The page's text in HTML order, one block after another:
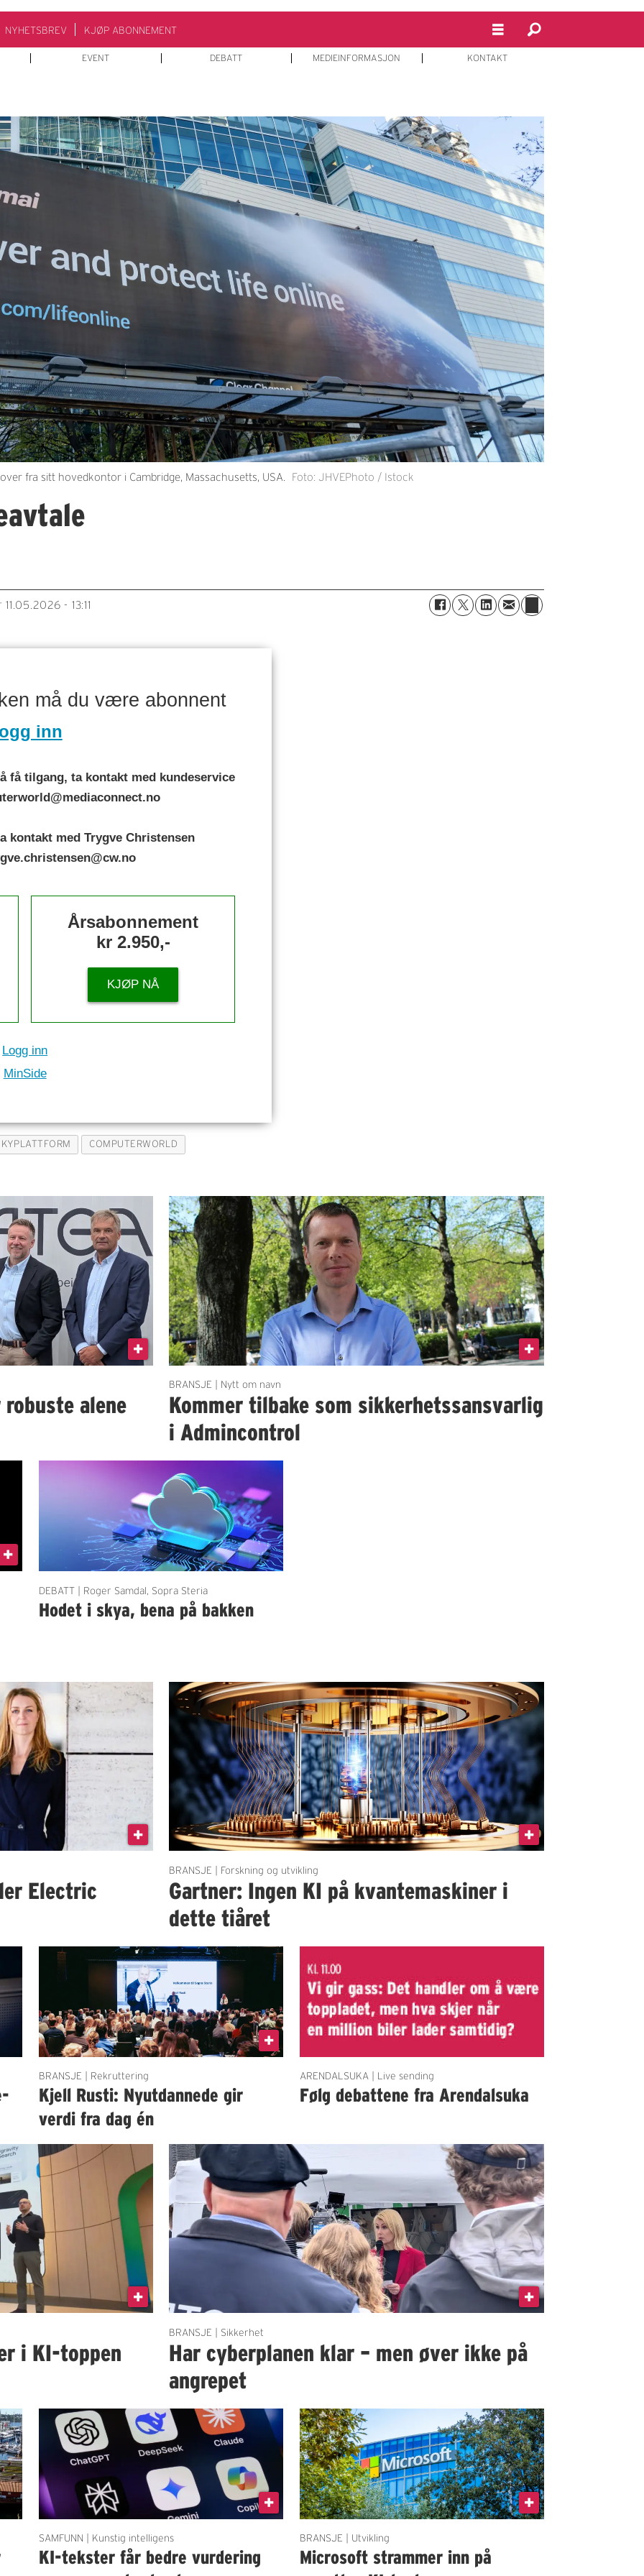
NYHETSBREV KJØP ABONNEMENT
EVENT DEBATT MEDIEINFORMASJON KONTAKT
fra sitt hovedkontor i Cambridge, Massachusetts, USA. Foto: JHVEPhoto / Istock
11.05.2026 - 13:11
må du være abonnent
inn
få tilgang, ta kontakt med kundeservice
kontakt med Trygve Christensen
Årsabonnement
kr 2.950,-
KJØP NÅ
Logg inn
MinSide
COMPUTERWORLD
alene
BRANSJE | Nytt om navn
Kommer tilbake som sikkerhetssansvarlig
i Admincontrol
DEBATT | Roger Samdal, Sopra Steria
Hodet i skya, bena på bakken
Electric
BRANSJE | Forskning og utvikling
Gartner: Ingen KI på kvantemaskiner i
dette tiåret
BRANSJE | Rekruttering
Kjell Rusti: Nyutdannede gir
verdi fra dag én
ARENDALSUKA | Live sending
Følg debattene fra Arendalsuka
i KI-toppen
BRANSJE | Sikkerhet
Har cyberplanen klar – men øver ikke på
angrepet
SAMFUNN | Kunstig intelligens
KI-tekster får bedre vurdering
BRANSJE | Utvikling
Microsoft strammer inn på